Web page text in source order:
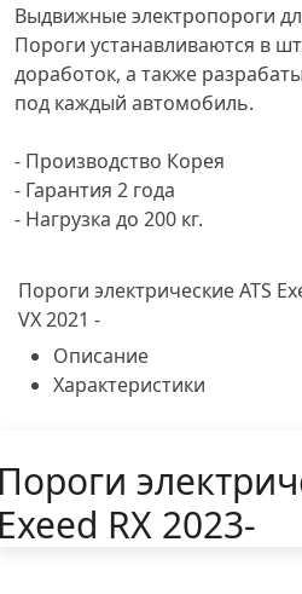
Выдвижные электропороги
Пороги устанавливаются в
доработок, а также
под каждый автомобиль.
- Производство Корея
- Гарантия 2 года
- Нагрузка до 200 кг.
Пороги электрические ATS
VX 2021 -
Описание
Характеристики
RX 2023-